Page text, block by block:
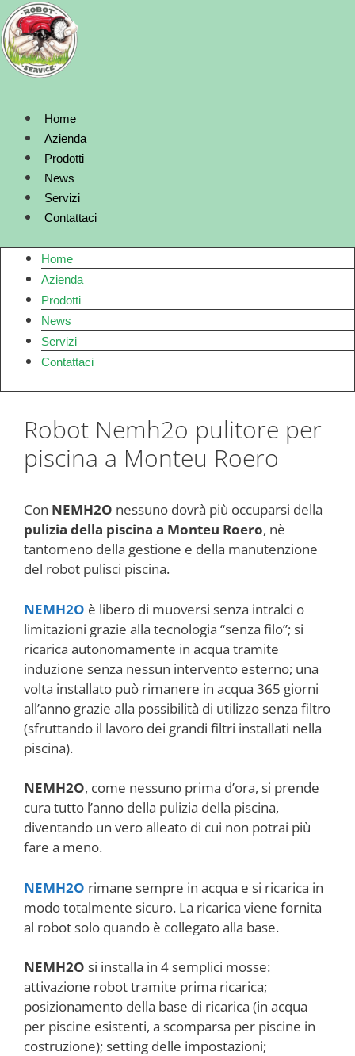
Vai
al
contenuto
Home
Azienda
Prodotti
News
Servizi
Contattaci
Home
Azienda
Prodotti
News
Servizi
Contattaci
Robot Nemh2o pulitore per
piscina a Monteu Roero
Con NEMH2O nessuno dovrà più occuparsi della
pulizia della piscina a Monteu Roero, nè
tantomeno della gestione e della manutenzione
del robot pulisci piscina.
NEMH2O è libero di muoversi senza intralci o
limitazioni grazie alla tecnologia “senza filo”; si
ricarica autonomamente in acqua tramite
induzione senza nessun intervento esterno; una
volta installato può rimanere in acqua 365 giorni
all’anno grazie alla possibilità di utilizzo senza filtro
(sfruttando il lavoro dei grandi filtri installati nella
piscina).
NEMH2O, come nessuno prima d’ora, si prende
cura tutto l’anno della pulizia della piscina,
diventando un vero alleato di cui non potrai più
fare a meno.
NEMH2O rimane sempre in acqua e si ricarica in
modo totalmente sicuro. La ricarica viene fornita
al robot solo quando è collegato alla base.
NEMH2O si installa in 4 semplici mosse:
attivazione robot tramite prima ricarica;
posizionamento della base di ricarica (in acqua
per piscine esistenti, a scomparsa per piscine in
costruzione); setting delle impostazioni;